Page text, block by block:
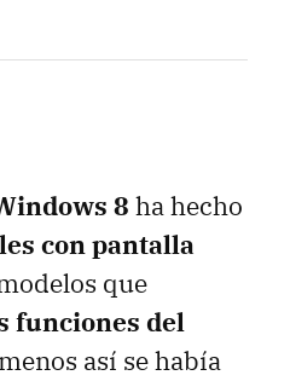
8 ha hecho
con pantalla
que
funciones del
así se había